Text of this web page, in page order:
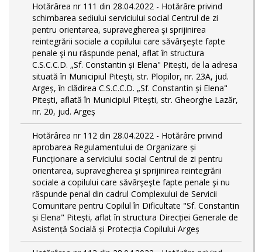
Hotărârea nr 111 din 28.04.2022 - Hotărâre privind
schimbarea sediului serviciului social Centrul de zi
pentru orientarea, supravegherea şi sprijinirea
reintegrării sociale a copilului care săvârşeşte fapte
penale şi nu răspunde penal, aflat în structura
C.S.C.C.D. „Sf. Constantin și Elena" Pitești, de la adresa
situată în Municipiul Pitești, str. Plopilor, nr. 23A, jud.
Argeș, în clădirea C.S.C.C.D. „Sf. Constantin și Elena"
Pitești, aflată în Municipiul Pitești, str. Gheorghe Lazăr,
nr. 20, jud. Argeș
Hotărârea nr 112 din 28.04.2022 - Hotărâre privind
aprobarea Regulamentului de Organizare și
Funcționare a serviciului social Centrul de zi pentru
orientarea, supravegherea şi sprijinirea reintegrării
sociale a copilului care săvârşeşte fapte penale şi nu
răspunde penal din cadrul Complexului de Servicii
Comunitare pentru Copilul în Dificultate "Sf. Constantin
și Elena" Pitești, aflat în structura Direcției Generale de
Asistență Socială și Protecția Copilului Argeș